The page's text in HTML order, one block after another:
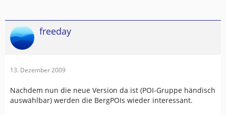
freeday
13. Dezember 2009
Nachdem nun die neue Version da ist (POI-Gruppe händisch
auswählbar) werden die BergPOIs wieder interessant.